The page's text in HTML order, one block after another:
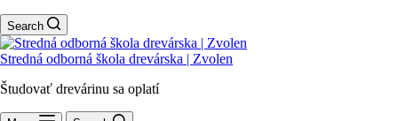
Search
Stredná odborná škola drevárska | Zvolen
Študovať drevárinu sa oplatí